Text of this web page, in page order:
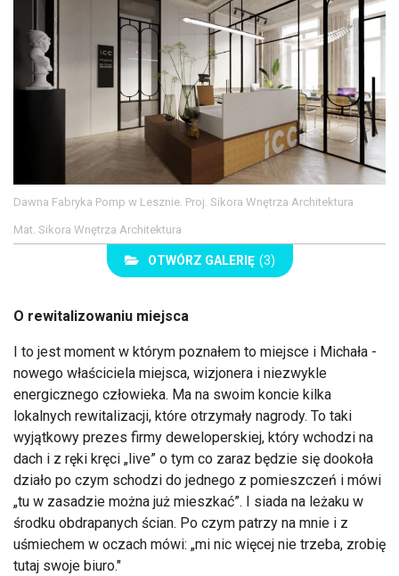
Dawna Fabryka Pomp w Lesznie. Proj. Sikora Wnętrza Architektura
Mat. Sikora Wnętrza Architektura
OTWÓRZ GALERIĘ (3)
O rewitalizowaniu miejsca
I to jest moment w którym poznałem to miejsce i Michała -
nowego właściciela miejsca, wizjonera i niezwykle
energicznego człowieka. Ma na swoim koncie kilka
lokalnych rewitalizacji, które otrzymały nagrody. To taki
wyjątkowy prezes firmy deweloperskiej, który wchodzi na
dach i z ręki kręci „live” o tym co zaraz będzie się dookoła
działo po czym schodzi do jednego z pomieszczeń i mówi
„tu w zasadzie można już mieszkać”. I siada na leżaku w
środku obdrapanych ścian. Po czym patrzy na mnie i z
uśmiechem w oczach mówi: „mi nic więcej nie trzeba, zrobię
tutaj swoje biuro."